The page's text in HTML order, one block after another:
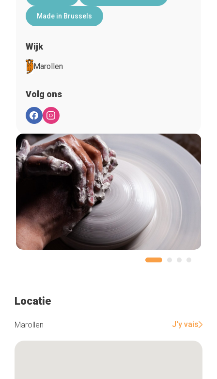
Made in Brussels
Wijk
Marollen
Volg ons
Locatie
Marollen J'y vais